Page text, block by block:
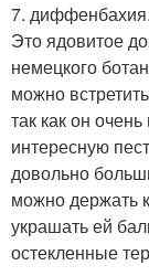
7. диффенбахия.
Это ядовитое
немецкого
можно
так как он
интересную
довольно
можно держать
украшать ей
остекленные